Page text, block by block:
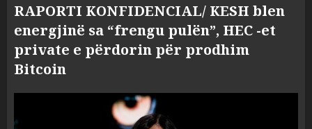
RAPORTI KONFIDENCIAL/ KESH blen
energjinë sa “frengu pulën”, HEC -et
private e përdorin për prodhim
Bitcoin